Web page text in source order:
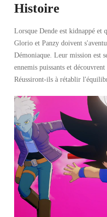
Histoire
Lorsque Dende est kidnappé et
Glorio et Panzy doivent
Démoniaque. Leur mission est
ennemis puissants et découvrent
Réussiront-ils à rétablir